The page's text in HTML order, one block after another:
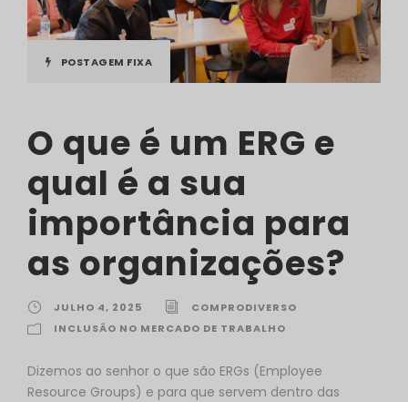
POSTAGEM FIXA
O que é um ERG e
qual é a sua
importância para
as organizações?
JULHO 4, 2025
COMPRODIVERSO
INCLUSÃO NO MERCADO DE TRABALHO
Dizemos ao senhor o que são ERGs (Employee
Resource Groups) e para que servem dentro das